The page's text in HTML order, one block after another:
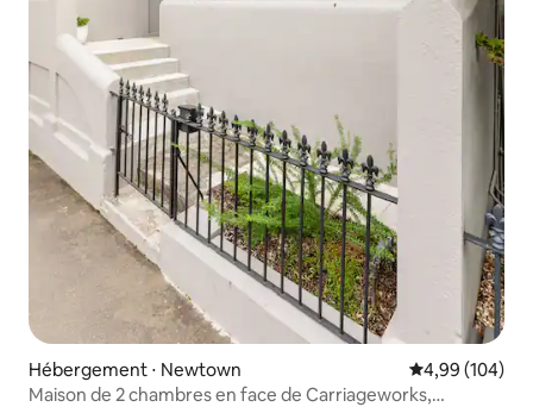
Hébergement ⋅ Newtown Évaluation
4,99 (104)
Maison de 2 chambres en face de Carriageworks,